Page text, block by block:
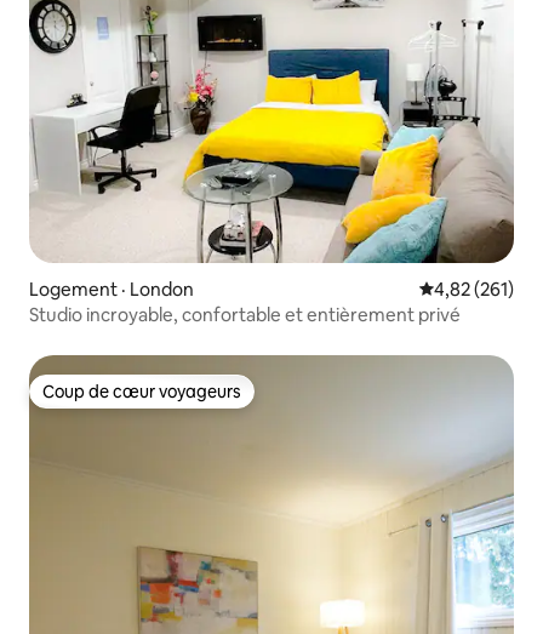
Logement · London Note
4,82 (261)
Studio incroyable, confortable et entièrement privé
Coup de cœur voyageurs
Coup de cœur voyageurs